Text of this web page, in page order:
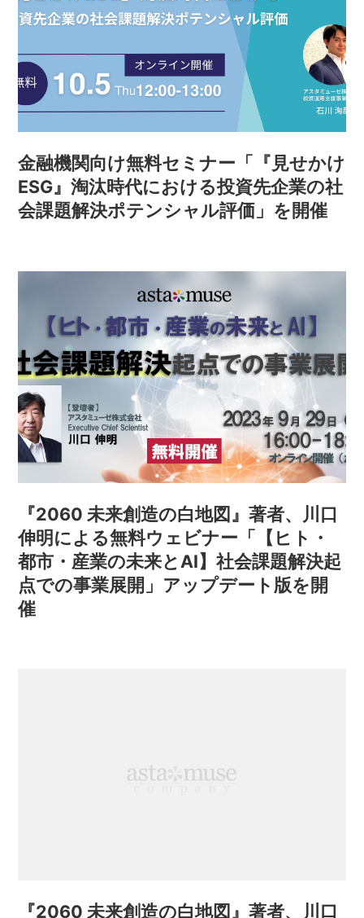
金融機関向け無料セミナー「『見せかけ
ESG』淘汰時代における投資先企業の社
会課題解決ポテンシャル評価」を開催
『2060 未来創造の白地図』著者、川口
伸明による無料ウェビナー「【ヒト・
都市・産業の未来とAI】社会課題解決起
点での事業展開」アップデート版を開
催
『2060 未来創造の白地図』著者、川口